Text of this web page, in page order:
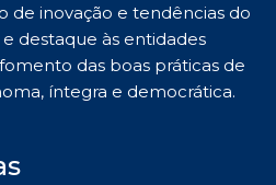
de inovação e tendências do
destaque às entidades
das boas práticas de
íntegra e democrática.